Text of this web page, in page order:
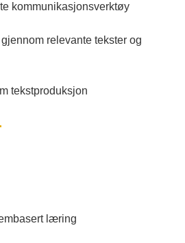
kommunikasjonsverktøy
relevante tekster og
tekstproduksjon
læring